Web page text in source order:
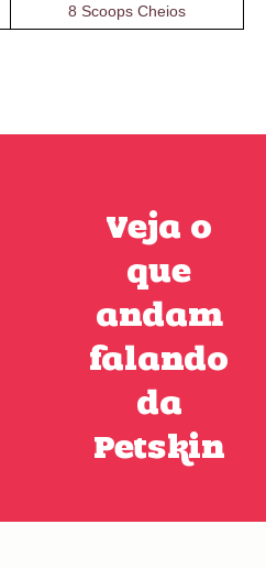
8 Scoops Cheios
Veja o
que
andam
falando
da
Petskin